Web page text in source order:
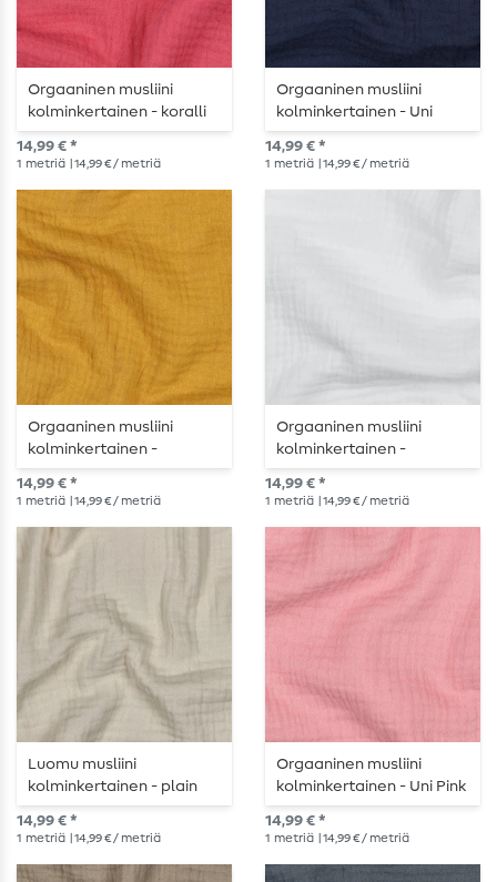
Orgaaninen musliini
kolminkertainen - koralli
14,99 € *
1 metriä | 14,99 € / metriä
Orgaaninen musliini
kolminkertainen - Uni
Navy
14,99 € *
1 metriä | 14,99 € / metriä
Orgaaninen musliini
kolminkertainen -
okranvärinen
14,99 € *
1 metriä | 14,99 € / metriä
Orgaaninen musliini
kolminkertainen -
valkoinen
14,99 € *
1 metriä | 14,99 € / metriä
Luomu musliini
kolminkertainen - plain
nature
14,99 € *
1 metriä | 14,99 € / metriä
Orgaaninen musliini
kolminkertainen - Uni Pink
14,99 € *
1 metriä | 14,99 € / metriä